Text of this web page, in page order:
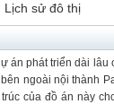
Lịch sử đô thị
án phát triển dài lâu
ngoài nội thành
của đồ án này